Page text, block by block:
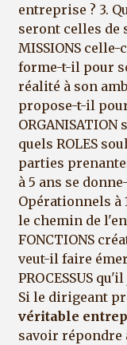
entreprise ? 3.
seront celles de
MISSIONS celle-
forme-t-il pour
réalité à son
propose-t-il
quels ROLES
parties
à 5 ans se
Opérationnels à
le chemin de
FONCTIONS
veut-il faire
PROCESSUS
Si le dirigeant
véritable
savoir répondre